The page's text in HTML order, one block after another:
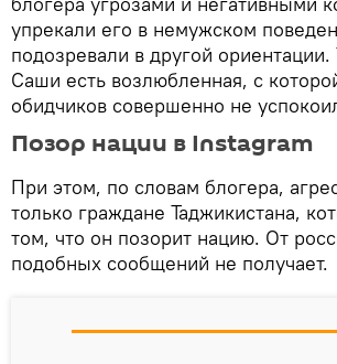
упрекали его в немужском
подозревали в другой ориентации.
Саши есть возлюбленная, с
обидчиков совершенно не
Позор нации в Instagram
При этом, по словам блогера,
только граждане Таджикистана,
том, что он позорит нацию. От
подобных сообщений не получает.